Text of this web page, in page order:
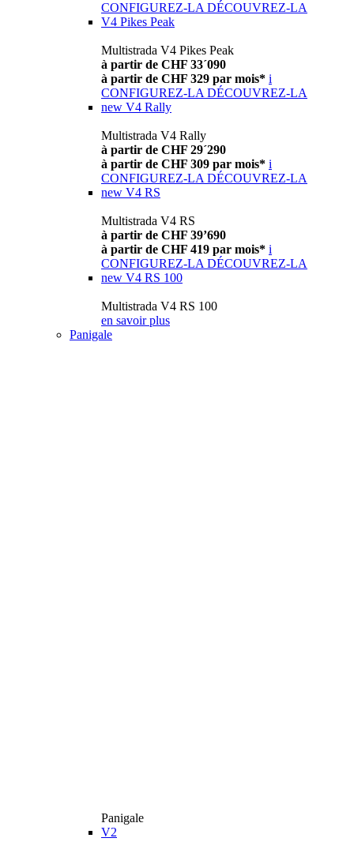
CONFIGUREZ-LA DÉCOUVREZ-LA
V4 Pikes Peak
Multistrada V4 Pikes Peak
à partir de CHF 33´090
à partir de CHF 329 par mois* i
CONFIGUREZ-LA DÉCOUVREZ-LA
new V4 Rally
Multistrada V4 Rally
à partir de CHF 29´290
à partir de CHF 309 par mois* i
CONFIGUREZ-LA DÉCOUVREZ-LA
new V4 RS
Multistrada V4 RS
à partir de CHF 39’690
à partir de CHF 419 par mois* i
CONFIGUREZ-LA DÉCOUVREZ-LA
new V4 RS 100
Multistrada V4 RS 100
en savoir plus
Panigale
Panigale
V2